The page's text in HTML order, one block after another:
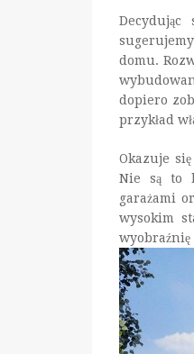
domu.
dopiero
przykład
Okazuje
Nie są to
garażami
wysokim